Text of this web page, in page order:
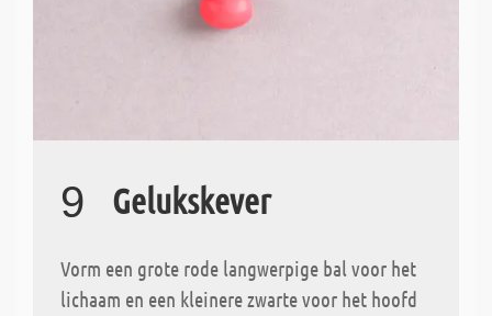
9 Gelukskever
Vorm een grote rode langwerpige bal voor het
lichaam en een kleinere zwarte voor het hoofd